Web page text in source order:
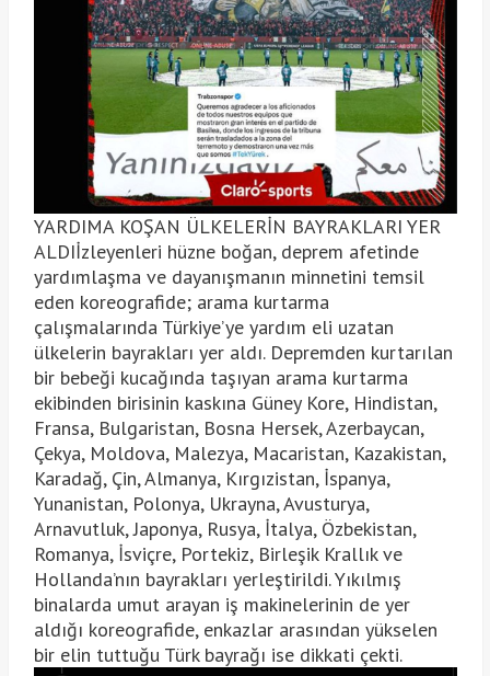
YARDIMA KOŞAN ÜLKELERİN BAYRAKLARI YER
ALDIİzleyenleri hüzne boğan, deprem afetinde
yardımlaşma ve dayanışmanın minnetini temsil
eden koreografide; arama kurtarma
çalışmalarında Türkiye’ye yardım eli uzatan
ülkelerin bayrakları yer aldı. Depremden kurtarılan
bir bebeği kucağında taşıyan arama kurtarma
ekibinden birisinin kaskına Güney Kore, Hindistan,
Fransa, Bulgaristan, Bosna Hersek, Azerbaycan,
Çekya, Moldova, Malezya, Macaristan, Kazakistan,
Karadağ, Çin, Almanya, Kırgızistan, İspanya,
Yunanistan, Polonya, Ukrayna, Avusturya,
Arnavutluk, Japonya, Rusya, İtalya, Özbekistan,
Romanya, İsviçre, Portekiz, Birleşik Krallık ve
Hollanda’nın bayrakları yerleştirildi. Yıkılmış
binalarda umut arayan iş makinelerinin de yer
aldığı koreografide, enkazlar arasından yükselen
bir elin tuttuğu Türk bayrağı ise dikkati çekti.